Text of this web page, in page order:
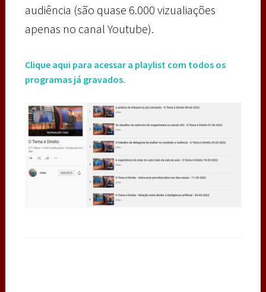
audiência (são quase 6.000 vizualiações
apenas no canal Youtube).
Clique aqui para acessar a playlist com todos os
programas já gravados.